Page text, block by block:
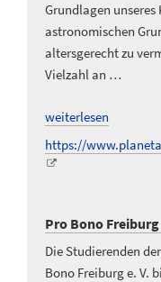
Grundlagen unseres
astronomischen
altersgerecht zu
Vielzahl an …
weiterlesen
https://
Pro Bono Freiburg
Die Studierenden
Bono Freiburg e. V.